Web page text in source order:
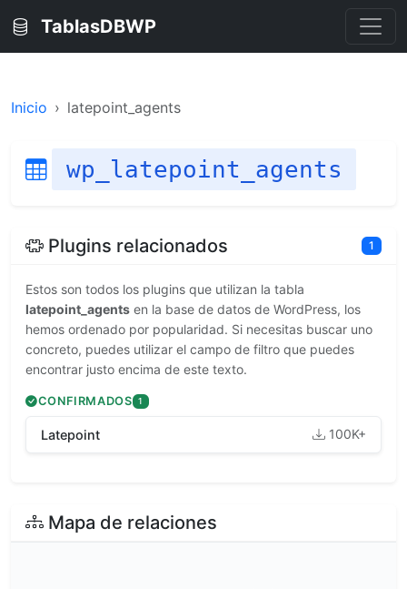
TablasDBWP
Inicio latepoint_agents
wp_latepoint_agents
Plugins relacionados 1
Estos son todos los plugins que utilizan la tabla
latepoint_agents en la base de datos de WordPress, los
hemos ordenado por popularidad. Si necesitas buscar uno
concreto, puedes utilizar el campo de filtro que puedes
encontrar justo encima de este texto.
CONFIRMADOS 1
Latepoint 100K+
Mapa de relaciones